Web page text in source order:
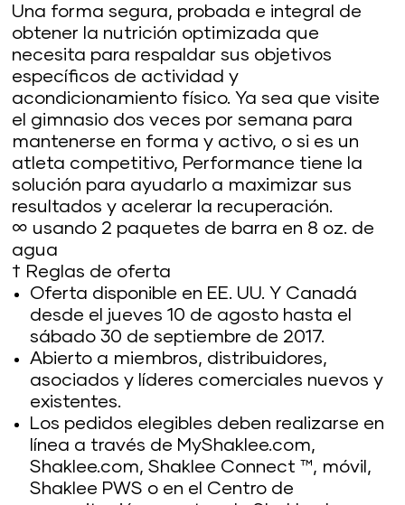
Una forma segura, probada e integral de
obtener la nutrición optimizada que
necesita para respaldar sus objetivos
específicos de actividad y
acondicionamiento físico. Ya sea que visite
el gimnasio dos veces por semana para
mantenerse en forma y activo, o si es un
atleta competitivo, Performance tiene la
solución para ayudarlo a maximizar sus
resultados y acelerar la recuperación.
∞ usando 2 paquetes de barra en 8 oz. de
agua
† Reglas de oferta
Oferta disponible en EE. UU. Y Canadá
desde el jueves 10 de agosto hasta el
sábado 30 de septiembre de 2017.
Abierto a miembros, distribuidores,
asociados y líderes comerciales nuevos y
existentes.
Los pedidos elegibles deben realizarse en
línea a través de MyShaklee.com,
Shaklee.com, Shaklee Connect ™, móvil,
Shaklee PWS o en el Centro de